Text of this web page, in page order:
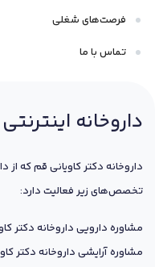
فرصت‌های شغلی
تماس با ما
داروخانه
داروخانه دکتر کاویانی قم که
تخصص‌های زیر فعالیت دارد:
مشاوره دارویی داروخانه دکتر
مشاوره آرایشی داروخانه دکتر